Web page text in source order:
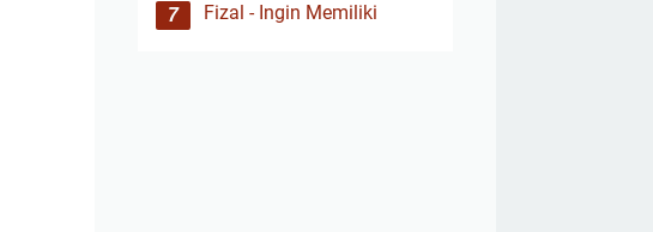
Fizal - Ingin Memiliki